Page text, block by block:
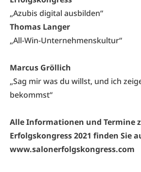
„Azubis digital ausbilden“
Thomas Langer
„All-Win-Unternehmenskultur“
Marcus Gröllich
„Sag mir was du willst, und ich
bekommst“
Alle Informationen und Termine
Erfolgskongress 2021 finden Sie
www.salonerfolgskongress.com